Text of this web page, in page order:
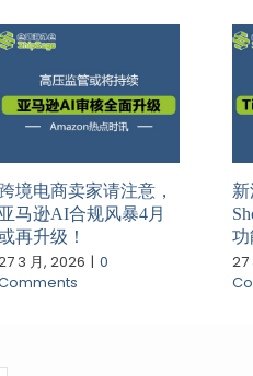
跨境电商卖家请注意，
亚马逊AI合规风暴4月
再升级！
3 月, 2026 | 0
功
27